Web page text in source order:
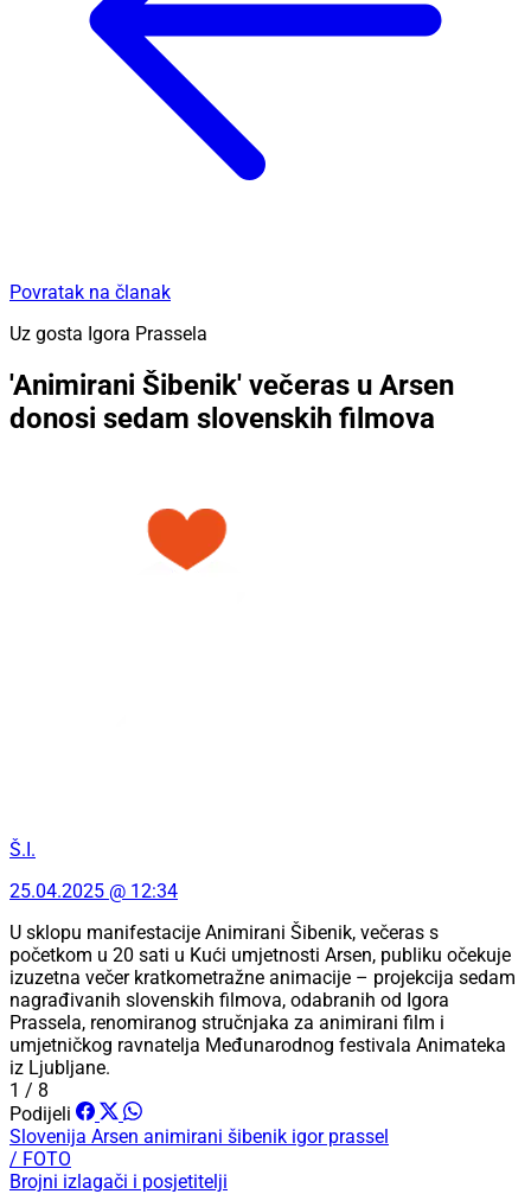
Povratak na članak
Uz gosta Igora Prassela
'Animirani Šibenik' večeras u Arsen
donosi sedam slovenskih filmova
Š.I.
25.04.2025 @ 12:34
U sklopu manifestacije Animirani Šibenik, večeras s
početkom u 20 sati u Kući umjetnosti Arsen, publiku očekuje
izuzetna večer kratkometražne animacije – projekcija sedam
nagrađivanih slovenskih filmova, odabranih od Igora
Prassela, renomiranog stručnjaka za animirani film i
umjetničkog ravnatelja Međunarodnog festivala Animateka
iz Ljubljane.
1 / 8
Podijeli
Slovenija Arsen animirani šibenik igor prassel
/ FOTO
Brojni izlagači i posjetitelji